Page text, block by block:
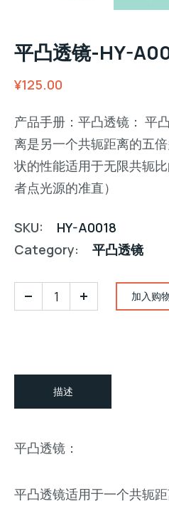
平凸透镜-HY-
¥125.00
产品手册：平凸透镜： 平
离是另一个共轭距离的五
状的性能适用于无限共轭
者点光源的准直）
SKU:
HY-A0018
Category:
平凸透镜
加入购
描述
平凸透镜：
平凸透镜适用于一个共轭